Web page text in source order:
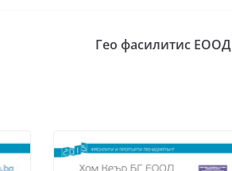
Гео фасилитис ЕООД